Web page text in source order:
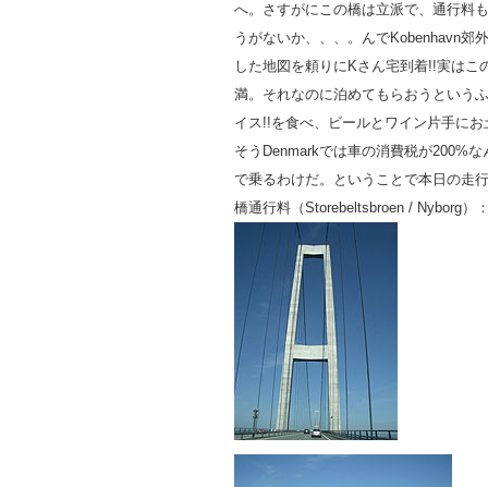
へ。さすがにこの橋は立派で、通行料
うがないか、、、。んでKobenhavn郊
した地図を頼りにKさん宅到着!!実は
満。それなのに泊めてもらおうという
イス!!を食べ、ビールとワイン片手に
そうDenmarkでは車の消費税が200%
で乗るわけだ。ということで本日の走
橋通行料（Storebeltsbroen / Nyborg）